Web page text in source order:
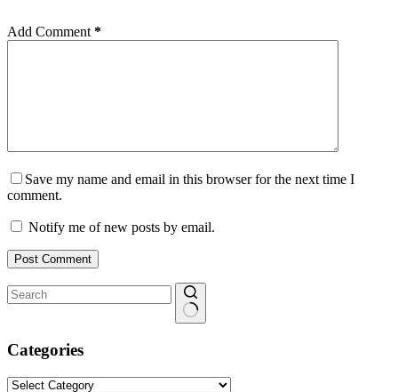
Add Comment*
Save my name and email in this browser for the next time I
comment.
Notify me of new posts by email.
Post Comment
results
Categories
Categories